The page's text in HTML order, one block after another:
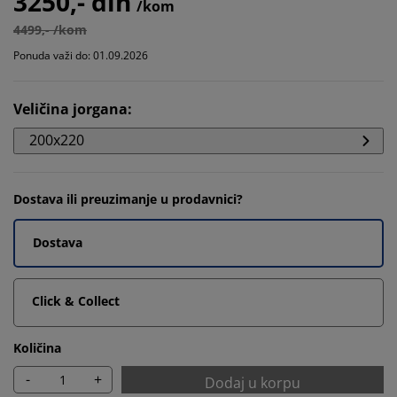
/kom
4499,- /kom
Ponuda važi do: 01.09.2026
Veličina jorgana:
200x220
Dostava ili preuzimanje u prodavnici?
Dostava
Click & Collect
Količina
- + Dodaj u korpu